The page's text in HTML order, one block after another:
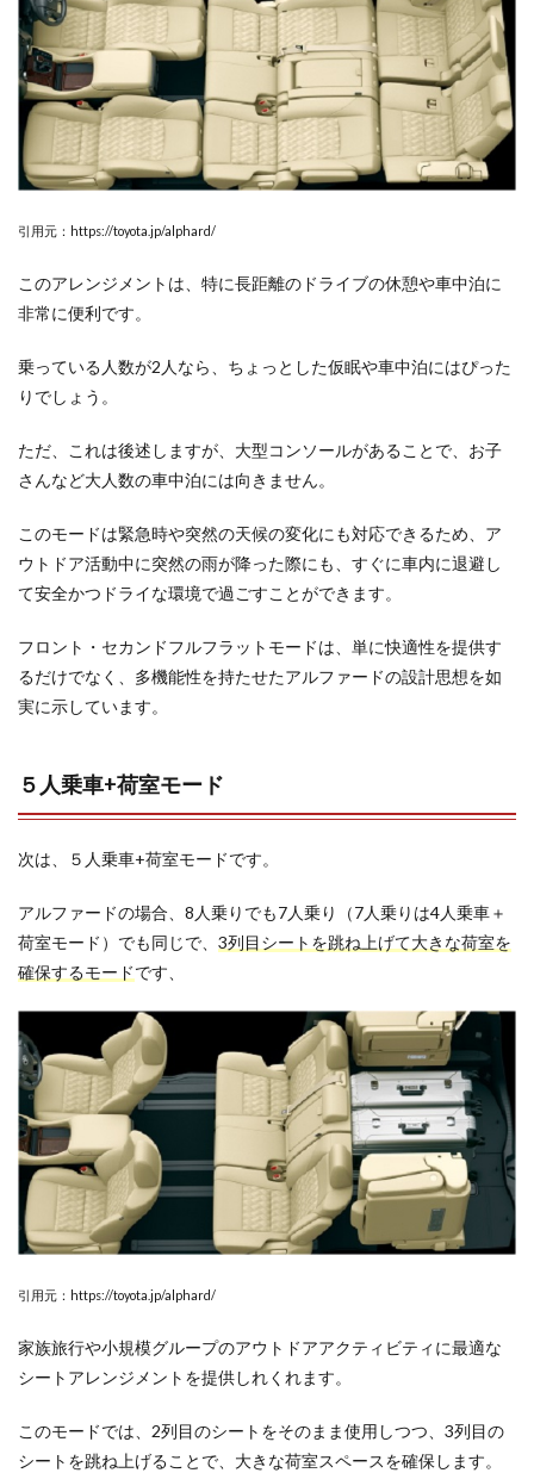
引用元：https://toyota.jp/alphard/
このアレンジメントは、特に長距離のドライブの休憩や車中泊に
非常に便利です。
乗っている人数が2人なら、ちょっとした仮眠や車中泊にはぴった
りでしょう。
ただ、これは後述しますが、大型コンソールがあることで、お子
さんなど大人数の車中泊には向きません。
このモードは緊急時や突然の天候の変化にも対応できるため、ア
ウトドア活動中に突然の雨が降った際にも、すぐに車内に退避し
て安全かつドライな環境で過ごすことができます。
フロント・セカンドフルフラットモードは、単に快適性を提供す
るだけでなく、多機能性を持たせたアルファードの設計思想を如
実に示しています。
５人乗車+荷室モード
次は、５人乗車+荷室モードです。
アルファードの場合、8人乗りでも7人乗り（7人乗りは4人乗車＋
荷室モード）でも同じで、 3列目シートを跳ね上げて大きな荷室を
確保するモードです、
引用元：https://toyota.jp/alphard/
家族旅行や小規模グループのアウトドアアクティビティに最適な
シートアレンジメントを提供しれくれます。
このモードでは、2列目のシートをそのまま使用しつつ、3列目の
シートを跳ね上げることで、大きな荷室スペースを確保します。